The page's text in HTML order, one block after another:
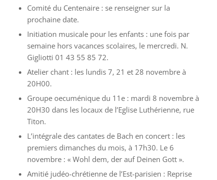
Comité du Centenaire : se renseigner sur la
prochaine date.
Initiation musicale pour les enfants : une fois par
semaine hors vacances scolaires, le mercredi. N.
Gigliotti 01 43 55 85 72.
Atelier chant : les lundis 7, 21 et 28 novembre à
20H00.
Groupe oecuménique du 11e : mardi 8 novembre à
20H30 dans les locaux de l’Eglise Luthérienne, rue
Titon.
L’intégrale des cantates de Bach en concert : les
premiers dimanches du mois, à 17h30. Le 6
novembre : « Wohl dem, der auf Deinen Gott ».
Amitié judéo-chrétienne de l’Est-parisien : Reprise